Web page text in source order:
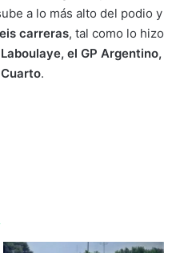
a lo más alto del podio y
carreras, tal como lo hizo
Laboulaye, el GP Argentino,
.